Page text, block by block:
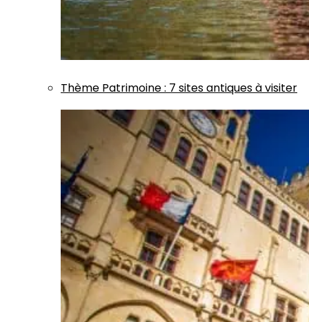
Thème Patrimoine: 7 sites antiques à visiter